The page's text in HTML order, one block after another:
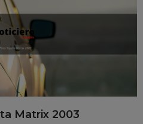
Matrix 2003